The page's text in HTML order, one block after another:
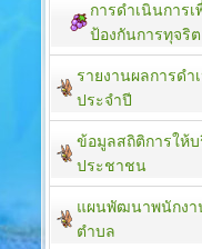
การดำเนินการเ
ป้องกันการทุจริต
รายงานผลการดำ
ประจำปี
ข้อมูลสถิติการให้บ
ประชาชน
แผนพัฒนาพนักงา
ตำบล